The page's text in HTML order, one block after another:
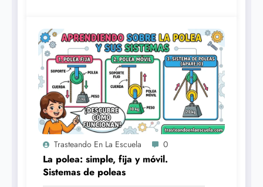
Trasteando En La Escuela 0
La polea: simple, fija y móvil.
Sistemas de poleas